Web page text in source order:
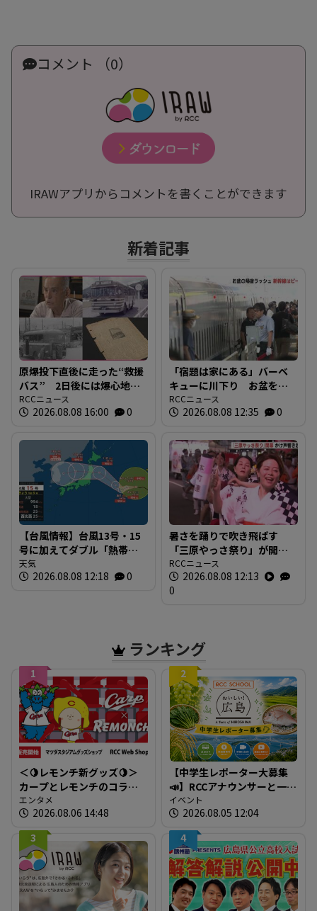
コメント （0）
IRAWアプリからコメントを書くことができます
新着記事
原爆投下直後に走った“救援
バス” 2日後には爆心地至
近に路線バスも 戦時下か
ら復興まで支えた“バスの歴
RCCニュース
2026.08.08 16:00 0
「宿題は家にある」バーベ
キューに川下り お盆をふ
るさとで 帰省ラッシュピ
ークで新幹線の下りはほぼ
物を持った人たちで混雑
広島
RCCニュース
2026.08.08 12:35 0
【台風情報】台風13号・15
号に加えてダブル「熱帯低
気圧」発生へ 15号はお盆
に日本直撃か ※18日まで
天気
2026.08.08 12:18 0
暑さを踊りで吹き飛ばす
「三原やっさ祭り」が開
幕 元気なかけ声が響き渡
り 広島・三原市
RCCニュース
2026.08.08 12:13
0
ランキング
1
＜🍋レモンチ新グッズ🍋＞
カープとレモンチのコラボ
グッズが登場！
エンタメ
2026.08.06 14:48
2
【中学生レポーター大募集
📣】RCCアナウンサーと一緒
に「広島の食」の現場を取
材しよう！
イベント
2026.08.05 12:04
3
4